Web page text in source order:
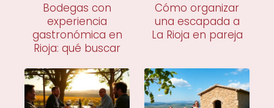
Bodegas con
experiencia
gastronómica en
Rioja: qué buscar
Cómo organizar
una escapada a
La Rioja en pareja